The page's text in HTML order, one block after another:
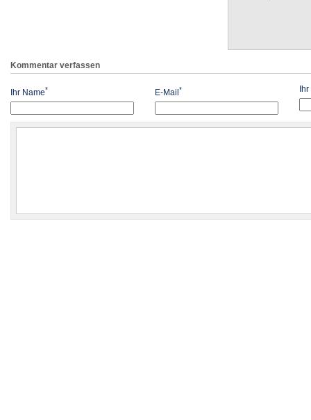
Kommentar verfassen
Ihr Name* E-Mail *